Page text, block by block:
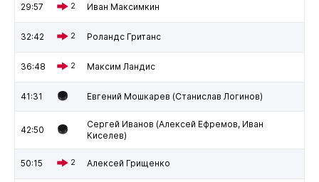
29:57 2 Иван Максимкин
32:42 2 Роландс Гританс
36:48 2 Максим Ландис
41:31 Евгений Мошкарев (Станислав Логинов)
42:50
Сергей Иванов (Алексей Ефремов, Иван
Киселев)
50:15 2 Алексей Грищенко